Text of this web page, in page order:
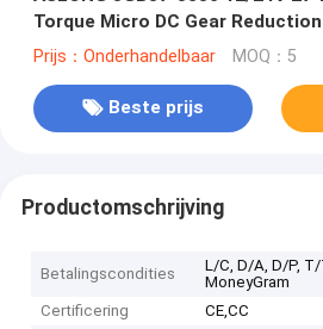
Torque Micro DC Gear
magneet 12v DC motor
Prijs：Onderhandelbaar MOQ：5
Beste prijs
Productomschrijving
Betalingscondities
L/C, D/A, D/P,
MoneyGram
Certificering
CE,CC